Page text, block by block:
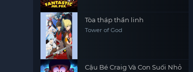
Tòa tháp thần linh
Tower of God
Cậu Bé Craig Và Con Suối Nhỏ